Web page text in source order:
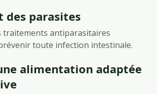
des parasites
traitements antiparasitaires
toute infection intestinale.
alimentation adaptée